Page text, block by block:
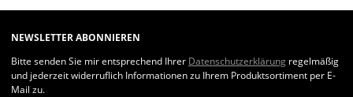
NEWSLETTER ABONNIEREN
Bitte senden Sie mir entsprechend Ihrer Datenschutzerklärung regelmäßig
und jederzeit widerruflich Informationen zu Ihrem Produktsortiment per E-
Mail zu.